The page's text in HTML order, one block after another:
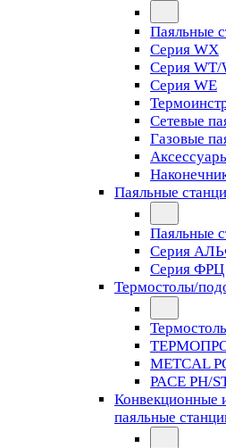
Паяльные
Серия WX
Серия WT/
Серия WE
Сетевые
Газовые
Паяльные
Паяльные
Серия
Серия ФРЦ
Термостолы/
METCAL
PACE PH/
Конвекционные
паяльные